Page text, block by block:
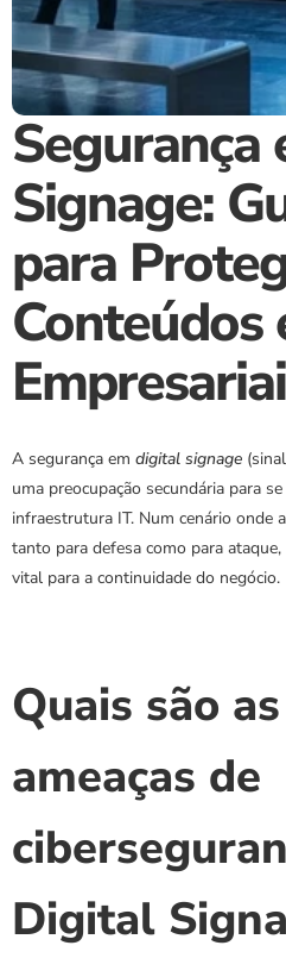
Signage:
para
Conteúdos
A segurança em digital signage
uma preocupação secundária para
infraestrutura IT. Num cenário onde
tanto para defesa como para
vital para a continuidade do negócio.
Quais são
ameaças de
Digital